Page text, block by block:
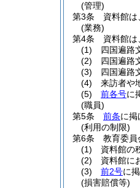
(管理)
第3条
資料館
(業務)
第4条
資料館は
(1)
四国遍路
(2)
四国遍路
(3)
四国遍路
(4)
来訪者や
(5)
前各号に
(職員)
第5条
前条に掲
(利用の制限)
第6条
教育委員
(1)
資料館の
(2)
資料館に
(3)
前2号に
(損害賠償等)